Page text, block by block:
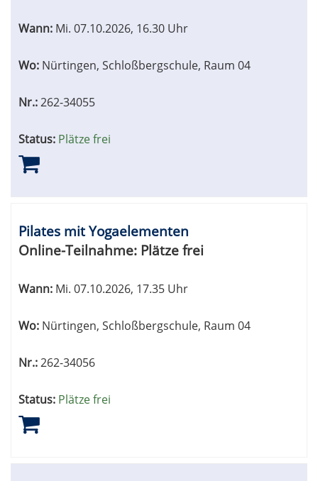
Wann: Mi. 07.10.2026, 16.30 Uhr
Wo: Nürtingen, Schloßbergschule, Raum 04
Nr.:262-34055
Status: Plätze frei
Pilates mit Yogaelementen
Online-Teilnahme: Plätze frei
Wann: Mi. 07.10.2026, 17.35 Uhr
Wo: Nürtingen, Schloßbergschule, Raum 04
Nr.:262-34056
Status: Plätze frei